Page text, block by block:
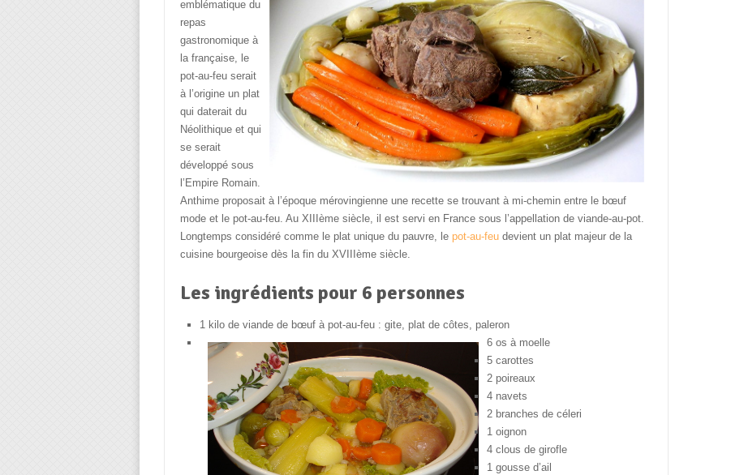
emblématique du
repas
gastronomique à
la française, le
pot-au-feu serait
à l’origine un plat
qui daterait du
Néolithique et qui
se serait
développé sous
l’Empire Romain.
Anthime proposait à l’époque mérovingienne une recette se trouvant à mi-chemin entre le bœuf
mode et le pot-au-feu. Au XIIIème siècle, il est servi en France sous l’appellation de viande-au-pot.
Longtemps considéré comme le plat unique du pauvre, le pot-au-feudevient un plat majeur de la
cuisine bourgeoise dès la fin du XVIIIème siècle.
Les ingrédients pour 6 personnes
1 kilo de viande de bœuf à pot-au-feu : gite, plat de côtes, paleron
6 os à moelle
5 carottes
2 poireaux
4 navets
2 branches de céleri
1 oignon
4 clous de girofle
1 gousse d’ail